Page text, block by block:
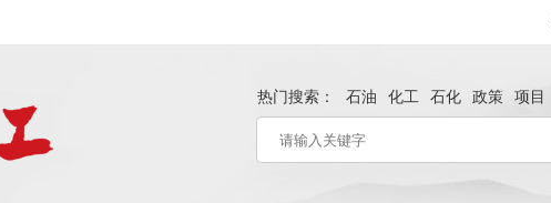
热门搜索： 石油 化工 石化 政策 项目